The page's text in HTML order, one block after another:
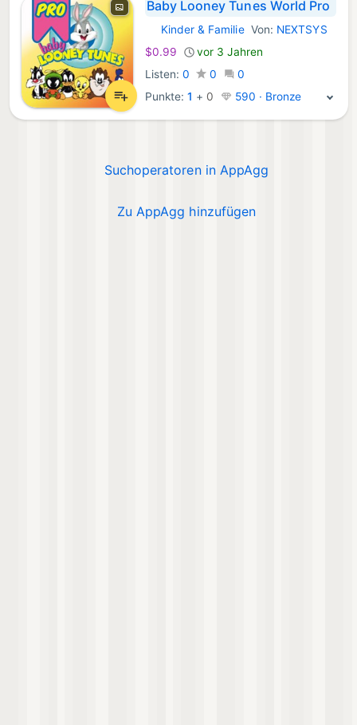
Baby Looney Tunes World Pro
Windows Spiele:
Kinder & FamilieVon: NEXTSYS
$0.99
vor 3 Jahren
Listen:0 0
0
Punkte:1 + 0 590 · Bronze
Suchoperatoren in AppAgg
Zu AppAgg hinzufügen